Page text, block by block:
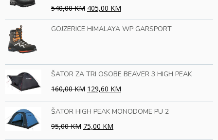
540,00 KM 405,00 KM
GOJZERICE HIMALAYA WP GARSPORT
ŠATOR ZA TRI OSOBE BEAVER 3 HIGH PEAK
160,00 KM 129,60 KM
ŠATOR HIGH PEAK MONODOME PU 2
95,00 KM 75,00 KM